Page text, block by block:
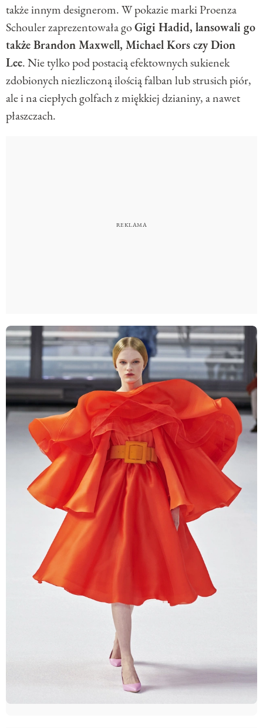
także innym designerom. W pokazie marki Proenza
Schouler zaprezentowała goGigi Hadid, lansowali go
także Brandon Maxwell, Michael Kors czy Dion
Lee. Nie tylko pod postacią efektownych sukienek
zdobionych niezliczoną ilością falban lub strusich piór,
ale i na ciepłych golfach z miękkiej dzianiny, a nawet
płaszczach.